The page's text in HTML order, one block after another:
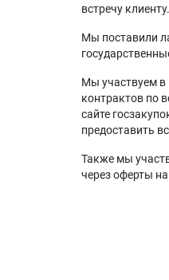
встречу
Мы поставили
Мы участвуем в
контрактов по
сайте
предоставить
Также мы
через оферты